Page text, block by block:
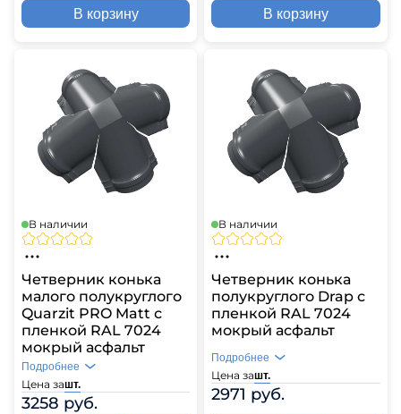
В корзину В корзину
В наличии
Четверник конька
малого полукруглого
Quarzit PRO Matt с
пленкой RAL 7024
мокрый асфальт
Цена зашт.
3258 руб.
Подробнее
В наличии
Четверник конька
полукруглого Drap с
пленкой RAL 7024
мокрый асфальт
Цена зашт.
2971 руб.
Подробнее